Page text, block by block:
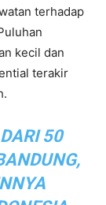
terhadap
kecil dan
terakir
50